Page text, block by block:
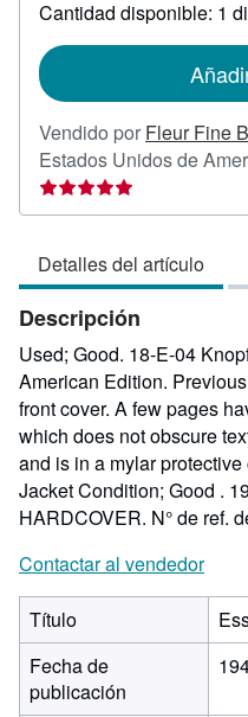
las
Cantidad disponible: 1
Vendido por Fleur Fine
Estados Unidos de
Detalles del artículo
Descripción
Used; Good. 18-E-04
American Edition.
front cover. A few pages
which does not obscure
and is in a mylar
Jacket Condition; Good .
HARDCOVER. N° de ref.
Contactar al vendedor
Título
Fecha de
publicación